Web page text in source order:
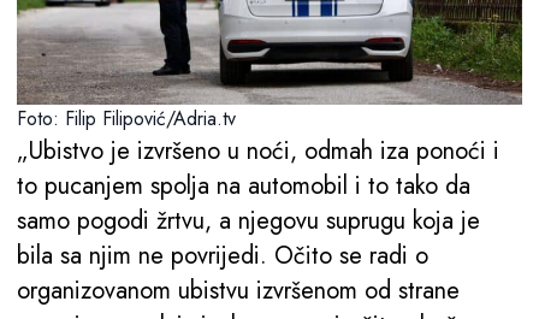
Foto: Filip Filipović/Adria.tv
„Ubistvo je izvršeno u noći, odmah iza ponoći i
to pucanjem spolja na automobil i to tako da
samo pogodi žrtvu, a njegovu suprugu koja je
bila sa njim ne povrijedi. Očito se radi o
organizovanom ubistvu izvršenom od strane